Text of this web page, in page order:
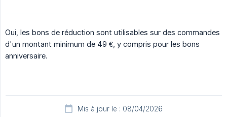
Oui, les bons de réduction sont utilisables sur des commandes
d'un montant minimum de 49 €, y compris pour les bons
anniversaire.
Mis à jour le : 08/04/2026